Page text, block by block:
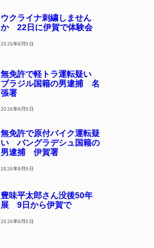
ウクライナ刺繍しません
か 22日に伊賀で体験会
2026年8月9日
無免許で軽トラ運転疑い
ブラジル国籍の男逮捕 名
張署
2026年8月9日
無免許で原付バイク運転疑
い バングラデシュ国籍の
男逮捕 伊賀署
2026年8月9日
豊味平太郎さん没後50年
展 9日から伊賀で
2026年8月9日